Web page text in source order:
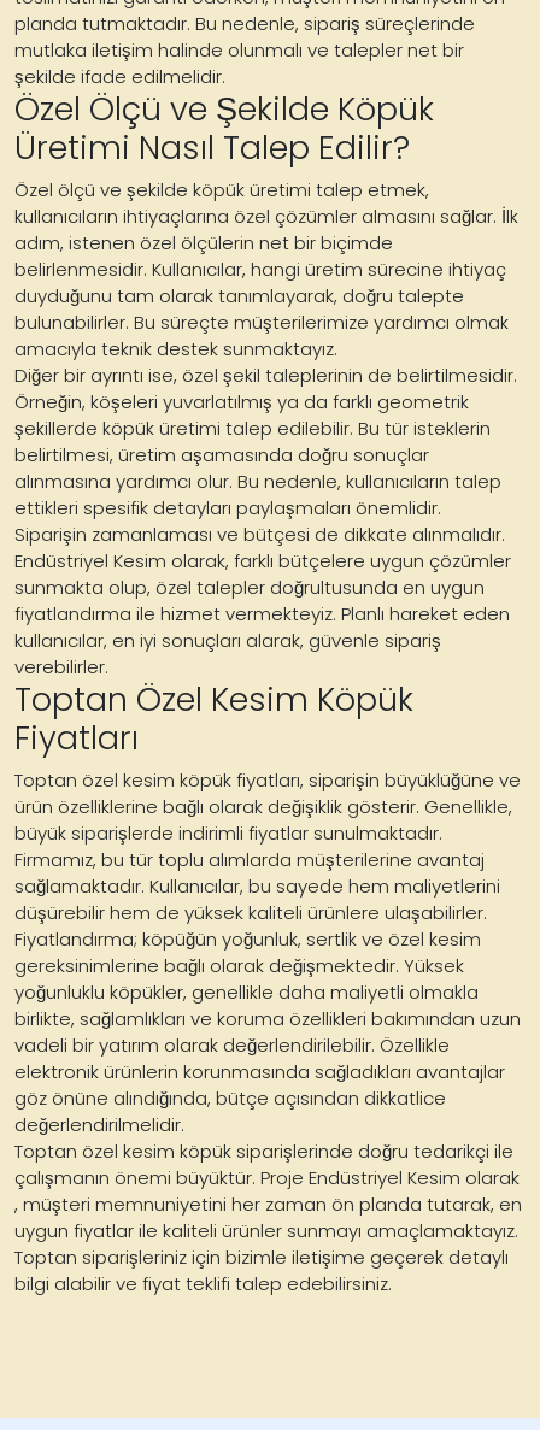
planda tutmaktadır. Bu nedenle, sipariş süreçlerinde
mutlaka iletişim halinde olunmalı ve talepler net bir
şekilde ifade edilmelidir.
Özel Ölçü ve Şekilde Köpük
Üretimi Nasıl Talep Edilir?
Özel ölçü ve şekilde köpük üretimi talep etmek,
kullanıcıların ihtiyaçlarına özel çözümler almasını sağlar. İlk
adım, istenen özel ölçülerin net bir biçimde
belirlenmesidir. Kullanıcılar, hangi üretim sürecine ihtiyaç
duyduğunu tam olarak tanımlayarak, doğru talepte
bulunabilirler. Bu süreçte müşterilerimize yardımcı olmak
amacıyla teknik destek sunmaktayız.
Diğer bir ayrıntı ise, özel şekil taleplerinin de belirtilmesidir.
Örneğin, köşeleri yuvarlatılmış ya da farklı geometrik
şekillerde köpük üretimi talep edilebilir. Bu tür isteklerin
belirtilmesi, üretim aşamasında doğru sonuçlar
alınmasına yardımcı olur. Bu nedenle, kullanıcıların talep
ettikleri spesifik detayları paylaşmaları önemlidir.
Siparişin zamanlaması ve bütçesi de dikkate alınmalıdır.
Endüstriyel Kesim olarak, farklı bütçelere uygun çözümler
sunmakta olup, özel talepler doğrultusunda en uygun
fiyatlandırma ile hizmet vermekteyiz. Planlı hareket eden
kullanıcılar, en iyi sonuçları alarak, güvenle sipariş
verebilirler.
Toptan Özel Kesim Köpük
Fiyatları
Toptan özel kesim köpük fiyatları, siparişin büyüklüğüne ve
ürün özelliklerine bağlı olarak değişiklik gösterir. Genellikle,
büyük siparişlerde indirimli fiyatlar sunulmaktadır.
Firmamız, bu tür toplu alımlarda müşterilerine avantaj
sağlamaktadır. Kullanıcılar, bu sayede hem maliyetlerini
düşürebilir hem de yüksek kaliteli ürünlere ulaşabilirler.
Fiyatlandırma; köpüğün yoğunluk, sertlik ve özel kesim
gereksinimlerine bağlı olarak değişmektedir. Yüksek
yoğunluklu köpükler, genellikle daha maliyetli olmakla
birlikte, sağlamlıkları ve koruma özellikleri bakımından uzun
vadeli bir yatırım olarak değerlendirilebilir. Özellikle
elektronik ürünlerin korunmasında sağladıkları avantajlar
göz önüne alındığında, bütçe açısından dikkatlice
değerlendirilmelidir.
Toptan özel kesim köpük siparişlerinde doğru tedarikçi ile
çalışmanın önemi büyüktür. Proje Endüstriyel Kesim olarak
, müşteri memnuniyetini her zaman ön planda tutarak, en
uygun fiyatlar ile kaliteli ürünler sunmayı amaçlamaktayız.
Toptan siparişleriniz için bizimle iletişime geçerek detaylı
bilgi alabilir ve fiyat teklifi talep edebilirsiniz.